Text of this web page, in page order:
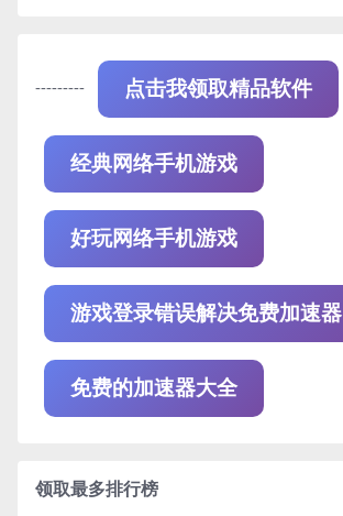
--------- 点击我领取精品软件
经典网络手机游戏
好玩网络手机游戏
游戏登录错误解决免费加速器
免费的加速器大全
领取最多排行榜